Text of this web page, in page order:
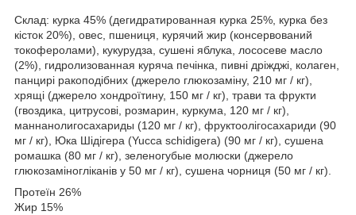
Склад: курка 45% (дегидратированная курка 25%, курка без
кісток 20%), овес, пшениця, курячий жир (консервований
токоферолами), кукурудза, сушені яблука, лососеве масло
(2%), гидролизованная куряча печінка, пивні дріжджі, колаген,
панцирі ракоподібних (джерело глюкозаміну, 210 мг / кг),
хрящі (джерело хондроїтину, 150 мг / кг), трави та фрукти
(гвоздика, цитрусові, розмарин, куркума, 120 мг / кг),
маннанолигосахариды (120 мг / кг), фруктоолігосахариди (90
мг / кг), Юка Шідігера (Yucca schidigera) (90 мг / кг), сушена
ромашка (80 мг / кг), зеленогубые молюски (джерело
глюкозаміногліканів у 50 мг / кг), сушена чорниця (50 мг / кг).
Протеїн 26%
Жир 15%